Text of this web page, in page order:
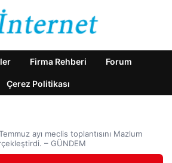
Firma Rehberi Forum
Çerez Politikası
ayı meclis toplantısını Mazlum
– GÜNDEM